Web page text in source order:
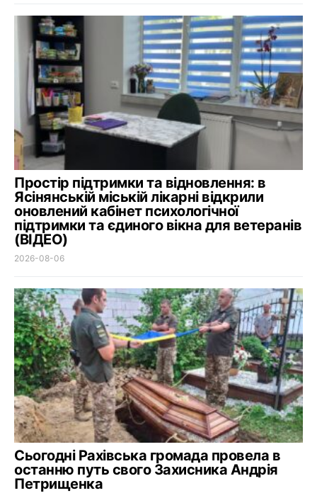
Простір підтримки та відновлення: в
Ясінянській міській лікарні відкрили
оновлений кабінет психологічної
підтримки та єдиного вікна для ветеранів
(ВІДЕО)
2026-08-06
Сьогодні Рахівська громада провела в
останню путь свого Захисника Андрія
Петрищенка